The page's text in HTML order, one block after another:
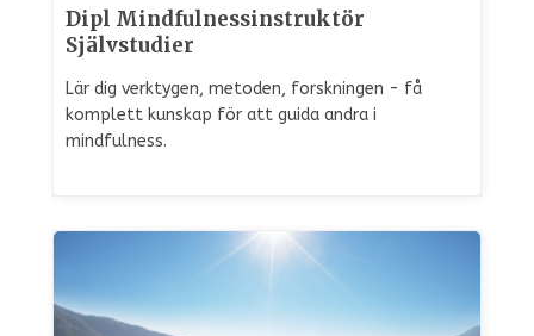
Dipl Mindfulnessinstruktör
Självstudier
Lär dig verktygen, metoden, forskningen - få
komplett kunskap för att guida andra i
mindfulness.